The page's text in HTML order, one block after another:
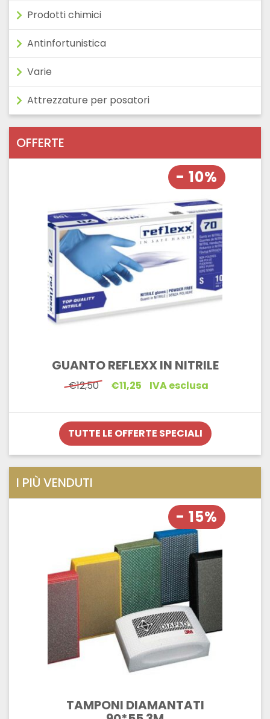
Prodotti chimici
Antinfortunistica
Varie
Attrezzature per posatori
OFFERTE
- 10%
GUANTO REFLEXX IN NITRILE
€12,50 Il
era:
€12,50.
€11,25
Il
è:
€11,25.
IVA esclusa
TUTTE LE OFFERTE SPECIALI
I PIÙ VENDUTI
- 15%
TAMPONI DIAMANTATI